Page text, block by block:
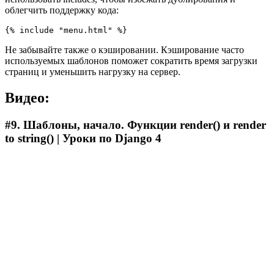
облегчить поддержку кода:
{% include "menu.html" %}
Не забывайте также о кэшировании. Кэширование часто
используемых шаблонов поможет сократить время загрузки
страниц и уменьшить нагрузку на сервер.
Видео:
#9. Шаблоны, начало. Функции render() и render
to string() | Уроки по Django 4